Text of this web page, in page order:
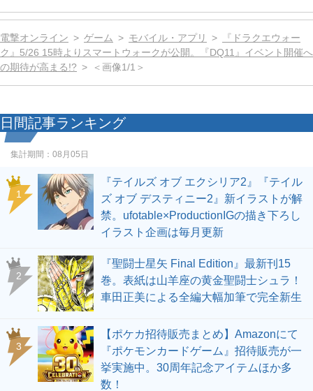
電撃オンライン ゲーム モバイル・アプリ
『ドラクエウォー
ク』5/26 15時よりスマートウォークが公開。『DQ11』イベント開催へ
の期待が高まる!?
＜画像1/1＞
日間記事ランキング
集計期間： 08月05日
1
『テイルズ オブ エクシリア2』『テイル
ズ オブ デスティニー2』新イラストが解
禁。ufotable×ProductionIGの描き下ろし
イラスト企画は毎月更新
2
『聖闘士星矢 Final Edition』最新刊15
巻。表紙は山羊座の黄金聖闘士シュラ！
車田正美による全編大幅加筆で完全新生
3
【ポケカ招待販売まとめ】Amazonにて
『ポケモンカードゲーム』招待販売が一
挙実施中。30周年記念アイテムほか多
数！